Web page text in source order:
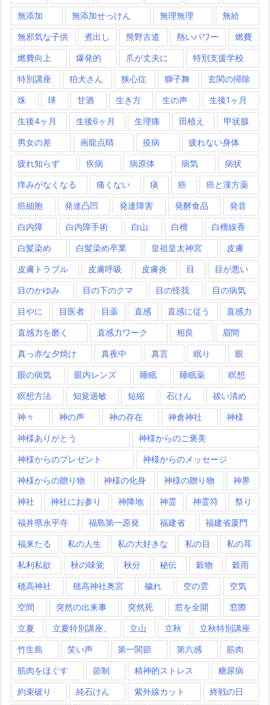
無添加 無添加せっけん 無理無理 無給
無邪気な子供 煮出し 熊野古道 熱いパワー 燃費
燃費向上 爆発的 爪が丈夫に 特別支援学校
特別講座 狛犬さん 狭心症 獅子舞 玄関の掃除
珠 球 甘酒 生き方 生の声 生後1ヶ月
生後4ヶ月 生後6ヶ月 生理痛 田植え 甲状腺
男女の差 画龍点睛 疫病 疲れない身体
疲れ知らず 疾病 病原体 病気 病状
痒みがなくなる 痛くない 痰 癌 癌と漢方薬
癌細胞 発達凸凹 発達障害 発酵食品 発音
白内障 白内障手術 白山 白檀 白檀線香
白髪染め 白髪染め卒業 皇祖皇太神宮 皮膚
皮膚トラブル 皮膚呼吸 皮膚炎 目 目が悪い
目のかゆみ 目の下のクマ 目の怪我 目の病気
目やに 目医者 目薬 直感 直感に従う 直感力
直感力を磨く 直感力ワーク 相良 眉間
真っ赤な夕焼け 真夜中 真言 眠り 眼
眼の病気 眼内レンズ 睡眠 睡眠薬 瞑想
瞑想方法 知覚過敏 短縮 石けん 祓い清め
神々 神の声 神の存在 神倉神社 神様
神様ありがとう 神様からのご褒美
神様からのプレゼント 神様からのメッセージ
神様からの贈り物 神様の化身 神様の贈り物 神界
神社 神社にお参り 神降地 神霊 神霊符 祭り
福井県永平寺 福島第一原発 福建省 福建省厦門
福来たる 私の人生 私の大好きな 私の目 私の耳
私利私欲 秋の味覚 秋分 秘伝 穀物 穀雨
穂高神社 穂高神社奥宮 穢れ 空の雲 空気
空間 突然の出来事 突然死 窓を全開 窓際
立夏 立夏特別講座、 立山 立秋 立秋特別講座
竹生島 笑い声 第一関節 第六感 筋肉
筋肉をほぐす 節制 精神的ストレス 糖尿病
約束破り 純石けん 紫外線カット 終戦の日